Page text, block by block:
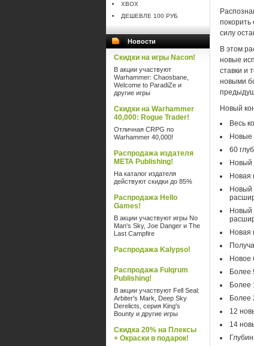
XBOX
ДЕШЕВЛЕ 100 РУБ
Новости
Скидки на игры Nacon!
В акции участвуют
Warhammer: Chaosbane,
Welcome to ParadiZe и
другие игры
Скидки на Warhammer
40,000: Rogue Trader!
Отличная CRPG по
Warhammer 40,000!
Распродажа издателя
META Publishing!
На каталог издателя
действуют скидки до 85%
Распродажа Hello
Games!
В акции участвуют игры No
Man's Sky, Joe Danger и The
Last Campfire
Распродажа Kalypso!
Распродажа Fulqrum
Publishing!
В акции участвуют Fell Seal:
Arbiter's Mark, Deep Sky
Derelicts, серия King's
Bounty и другие игры
Скидка 20% на Плексы
+ Окраски в подарок!
силу
В этом
новые
ставки и
новыми
Новый
Весь
Новые
60
Новый
Новая
Новый
Новый
Новая
Новое
Более
Более
Более
12
14